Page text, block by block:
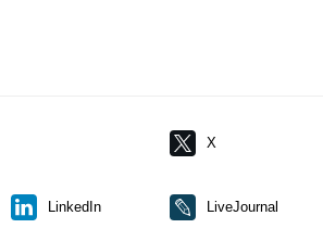
X
LinkedIn LiveJournal